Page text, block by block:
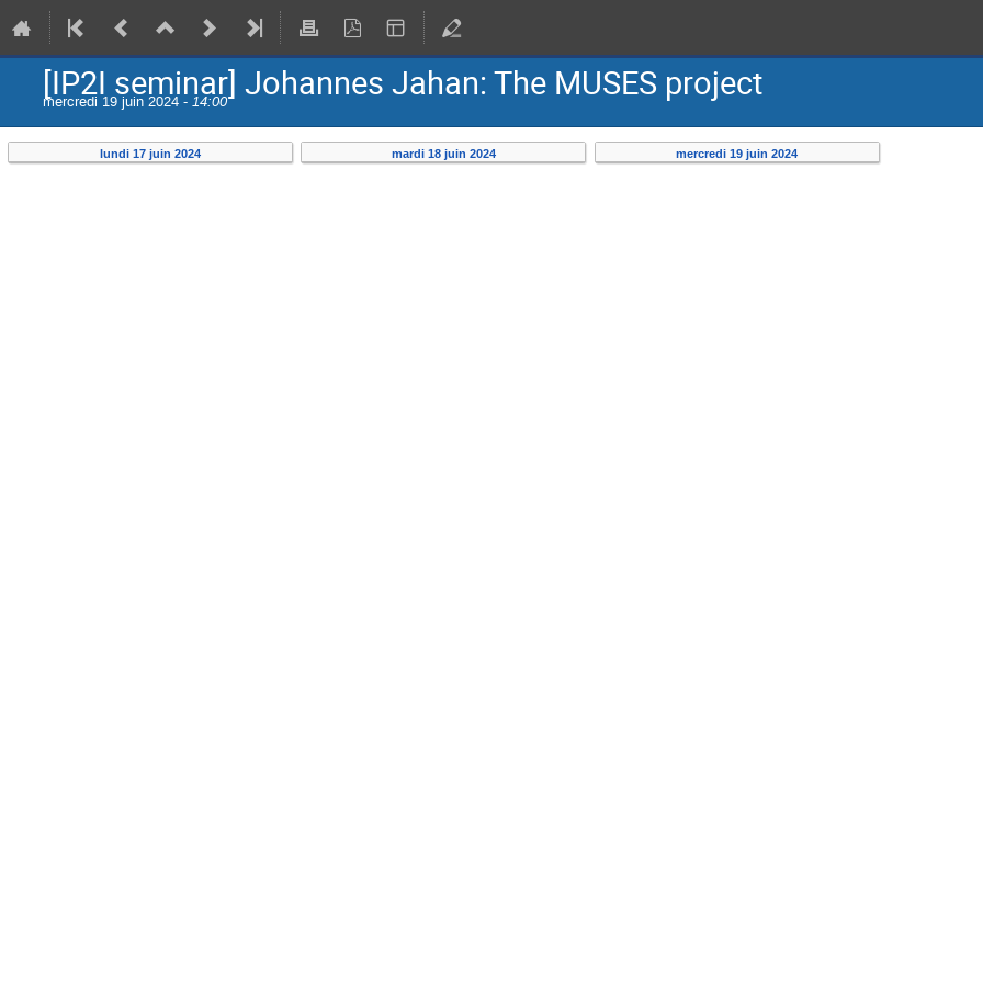
[IP2I seminar] Johannes Jahan: The MUSES project
mercredi 19 juin 2024 - 14:00
lundi 17 juin 2024 mardi 18 juin 2024 mercredi 19 juin 2024